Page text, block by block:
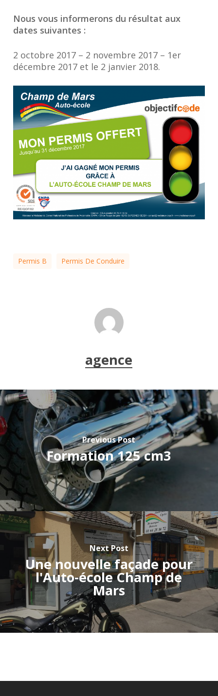
Nous vous informerons du résultat aux
dates suivantes :
2 octobre 2017 – 2 novembre 2017 – 1er
décembre 2017 et le 2 janvier 2018.
Permis B Permis De Conduire
agence
Previous Post
Formation 125 cm3
Next Post
Une nouvelle façade pour
l'Auto-école Champ de
Mars